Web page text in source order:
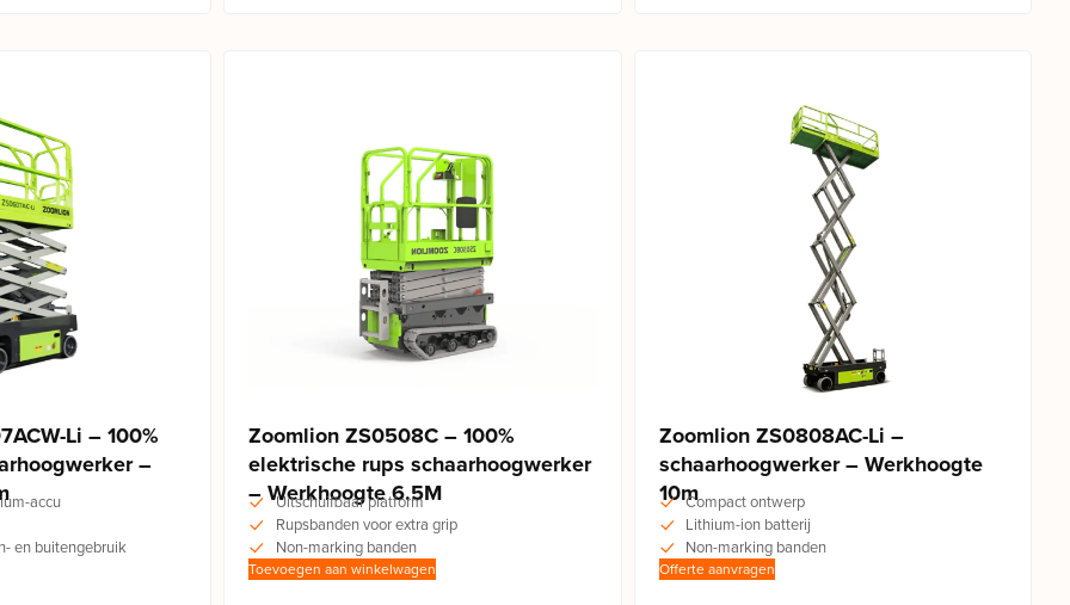
Li – 100%
–
accu
en buitengebruik
Zoomlion ZS0508C – 100%
elektrische rups schaarhoogwerker
– Werkhoogte 6.5M
Uitschuifbaar platform
Rupsbanden voor extra grip
Non-marking banden
Toevoegen aan winkelwagen
Zoomlion ZS0808AC-Li –
schaarhoogwerker – Werkhoogte
10mCompact ontwerp
Lithium-ion batterij
Non-marking banden
Offerte aanvragen